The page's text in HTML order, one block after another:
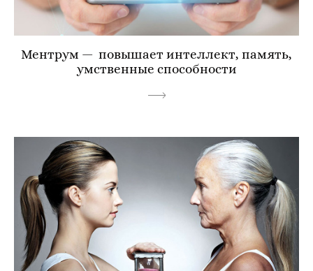
Ментрум — повышает интеллект, память,
умственные способности